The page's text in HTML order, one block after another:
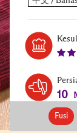
10
Fusi